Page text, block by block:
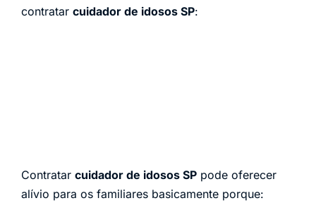
contratar cuidador de idosos SP:
Contratar cuidador de idosos SP pode oferecer
alívio para os familiares basicamente porque: